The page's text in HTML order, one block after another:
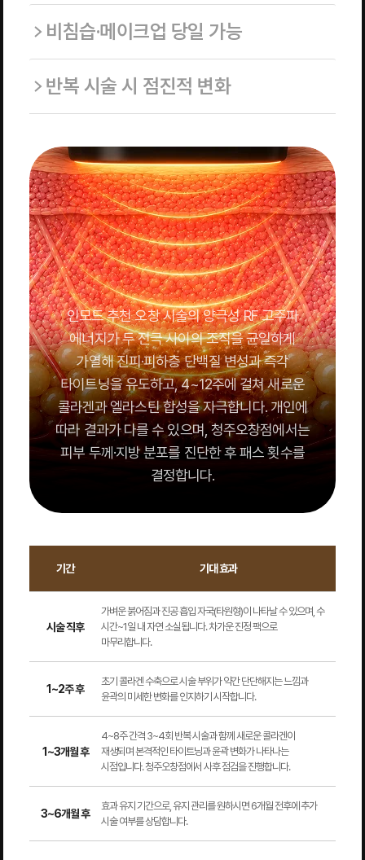
비침습·메이크업 당일 가능
반복 시술 시 점진적 변화
인모드 추천 오창 시술의 양극성 RF 고주파
에너지가 두 전극 사이의 조직을 균일하게
가열해 진피·피하층 단백질 변성과 즉각
타이트닝을 유도하고, 4~12주에 걸쳐 새로운
콜라겐과 엘라스틴 합성을 자극합니다. 개인에
따라 결과가 다를 수 있으며, 청주오창점에서는
피부 두께·지방 분포를 진단한 후 패스 횟수를
결정합니다.
기간 기대 효과
시술 직후
가벼운 붉어짐과 진공 흡입 자국(타원형)이 나타날 수 있으며, 수
시간~1일 내 자연 소실됩니다. 차가운 진정 팩으로
마무리합니다.
1~2주 후
초기 콜라겐 수축으로 시술 부위가 약간 단단해지는 느낌과
윤곽의 미세한 변화를 인지하기 시작합니다.
1~3개월 후
4~8주 간격 3~4회 반복 시술과 함께 새로운 콜라겐이
재생되며 본격적인 타이트닝과 윤곽 변화가 나타나는
시점입니다. 청주오창점에서 사후 점검을 진행합니다.
3~6개월 후
효과 유지 기간으로, 유지 관리를 원하시면 6개월 전후에 추가
시술 여부를 상담합니다.